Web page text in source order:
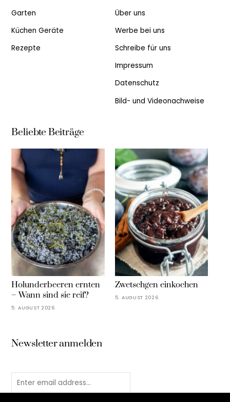
Garten
Küchen Geräte
Rezepte
Über uns
Werbe bei uns
Schreibe für uns
Impressum
Datenschutz
Bild- und Videonachweise
Beliebte Beiträge
Holunderbeeren ernten
– Wann sind sie reif?
5. AUGUST 2026
Zwetschgen einkochen
5. AUGUST 2026
Newsletter anmelden